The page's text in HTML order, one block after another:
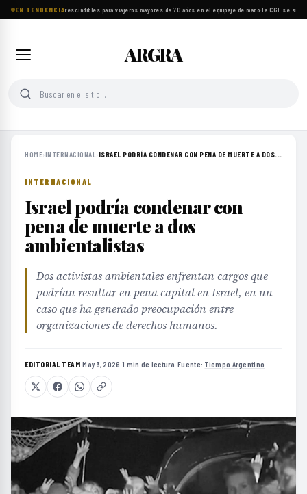
EN TENDENCIA
Ocho objetos imprescindibles para viajeros mayores de 70 años en el equipaje de mano·La CGT se
ARGRA
HOME›INTERNACIONAL › ISRAEL PODRÍA CONDENAR CON PENA DE MUERTE A DOS...
INTERNACIONAL
Israel podría condenar con
pena de muerte a dos
ambientalistas
Dos activistas ambientales enfrentan cargos que
podrían resultar en pena capital en Israel, en un
caso que ha generado preocupación entre
organizaciones de derechos humanos.
EDITORIAL TEAM·May 3, 2026 ·1 min de lectura ·Fuente: Tiempo Argentino